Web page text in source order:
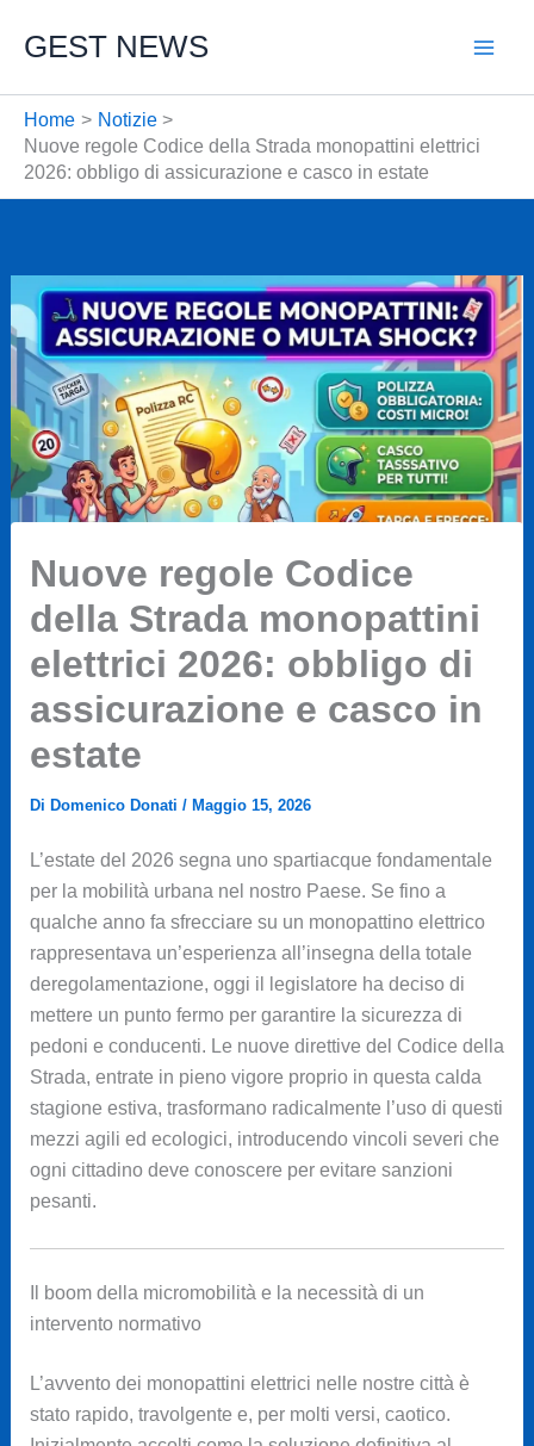
GEST NEWS
Home
Notizie
Nuove regole Codice della Strada monopattini elettrici
2026: obbligo di assicurazione e casco in estate
Nuove regole Codice
della Strada monopattini
elettrici 2026: obbligo di
assicurazione e casco in
estate
Di Domenico Donati / Maggio 15, 2026
L’estate del 2026 segna uno spartiacque fondamentale
per la mobilità urbana nel nostro Paese. Se fino a
qualche anno fa sfrecciare su un monopattino elettrico
rappresentava un’esperienza all’insegna della totale
deregolamentazione, oggi il legislatore ha deciso di
mettere un punto fermo per garantire la sicurezza di
pedoni e conducenti. Le nuove direttive del Codice della
Strada, entrate in pieno vigore proprio in questa calda
stagione estiva, trasformano radicalmente l’uso di questi
mezzi agili ed ecologici, introducendo vincoli severi che
ogni cittadino deve conoscere per evitare sanzioni
pesanti.
Il boom della micromobilità e la necessità di un
intervento normativo
L’avvento dei monopattini elettrici nelle nostre città è
stato rapido, travolgente e, per molti versi, caotico.